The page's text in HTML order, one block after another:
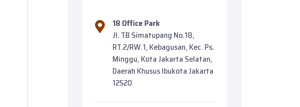
18 Office Park
Jl. TB Simatupang No.18,
RT.2/RW.1, Kebagusan, Kec. Ps.
Minggu, Kota Jakarta Selatan,
Daerah Khusus Ibukota Jakarta
12520